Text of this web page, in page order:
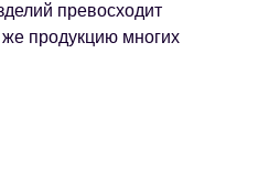
превосходит
же продукцию многих